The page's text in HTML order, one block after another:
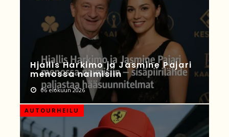
Hjallis Harkimo ja Jasmine Pajari
menossa naimisiin
06 elokuun 2026
AUTOURHEILU